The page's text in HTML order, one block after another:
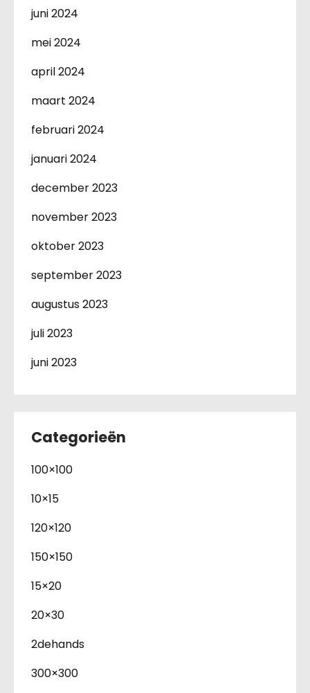
juni 2024
mei 2024
april 2024
maart 2024
februari 2024
januari 2024
december 2023
november 2023
oktober 2023
september 2023
augustus 2023
juli 2023
juni 2023
Categorieën
100×100
10×15
120×120
150×150
15×20
20×30
2dehands
300×300